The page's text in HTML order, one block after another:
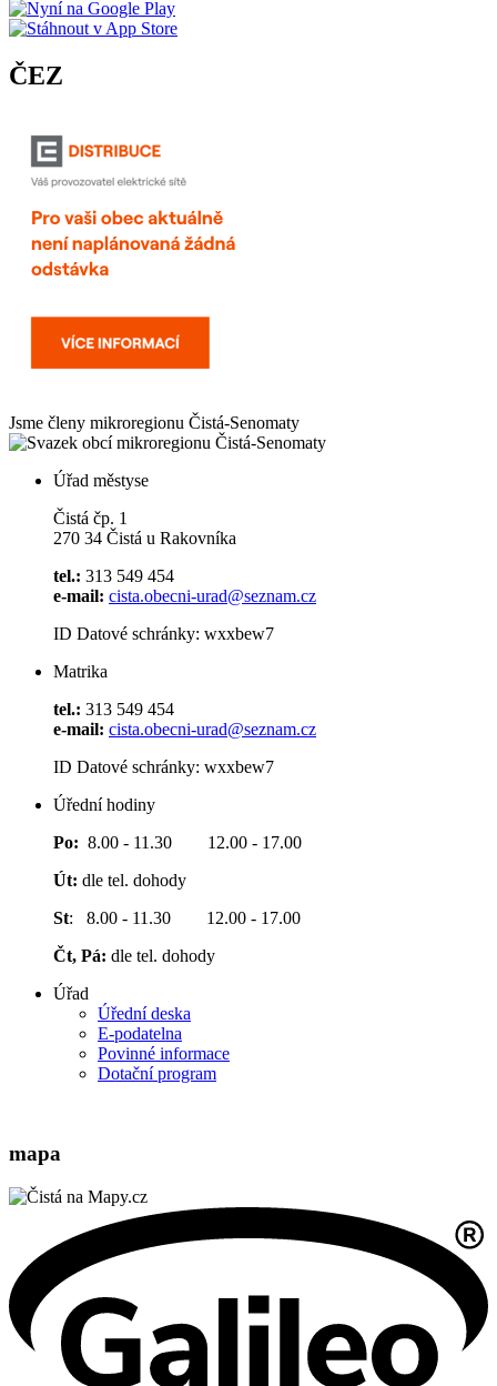
ČEZ
Jsme členy mikroregionu Čistá-Senomaty
Úřad městyse
Čistá čp. 1
270 34 Čistá u Rakovníka
tel.: 313 549 454
e-mail: cista.obecni-urad@seznam.cz
ID Datové schránky: wxxbew7
Matrika
tel.: 313 549 454
e-mail: cista.obecni-urad@seznam.cz
ID Datové schránky: wxxbew7
Úřední hodiny
Po: 8.00 - 11.30 12.00 - 17.00
Út: dle tel. dohody
St: 8.00 - 11.30 12.00 - 17.00
Čt, Pá: dle tel. dohody
Úřad
Úřední deska
E-podatelna
Povinné informace
Dotační program
mapa